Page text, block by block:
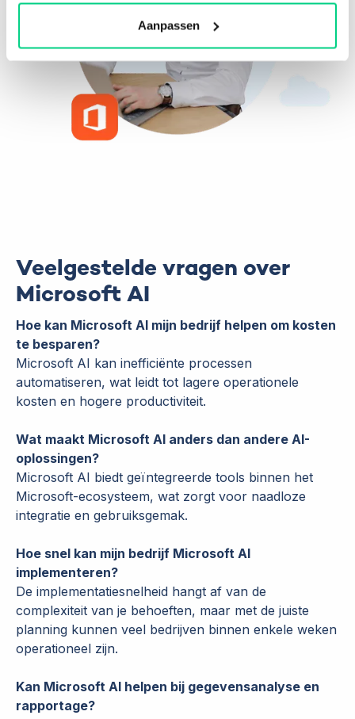
Aanpassen
Veelgestelde vragen over
Microsoft AI
Hoe kan Microsoft AI mijn bedrijf helpen om kosten
te besparen?
Microsoft AI kan inefficiënte processen
automatiseren, wat leidt tot lagere operationele
kosten en hogere productiviteit.
Wat maakt Microsoft AI anders dan andere AI-
oplossingen?
Microsoft AI biedt geïntegreerde tools binnen het
Microsoft-ecosysteem, wat zorgt voor naadloze
integratie en gebruiksgemak.
Hoe snel kan mijn bedrijf Microsoft AI
implementeren?
De implementatiesnelheid hangt af van de
complexiteit van je behoeften, maar met de juiste
planning kunnen veel bedrijven binnen enkele weken
operationeel zijn.
Kan Microsoft AI helpen bij gegevensanalyse en
rapportage?